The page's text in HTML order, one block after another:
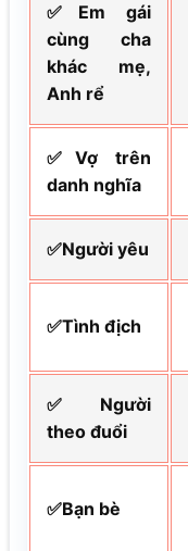
✅Em gái
cùng cha
khác mẹ,
Anh rể
✅Vợ trên
danh nghĩa
✅Người yêu
✅Tình địch
✅Người
theo đuổi
✅Bạn bè